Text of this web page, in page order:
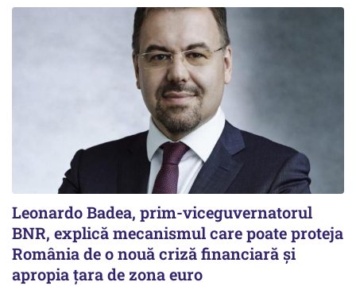
Leonardo Badea, prim-viceguvernatorul
BNR, explică mecanismul care poate proteja
România de o nouă criză financiară și
apropia țara de zona euro